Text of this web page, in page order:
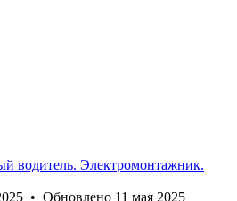
водитель. Электромонтажник.
• Обновлено 11 мая 2025